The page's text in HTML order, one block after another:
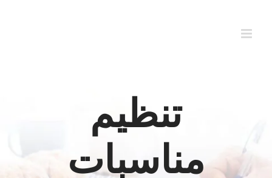
تنظيم
مناسبات